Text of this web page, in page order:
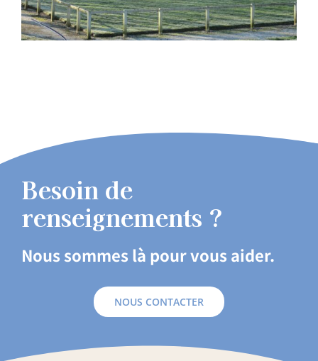
Besoin de
renseignements ?
Nous sommes là pour vous aider.
NOUS CONTACTER